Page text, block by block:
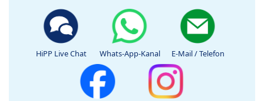
HiPP Live Chat Whats-App-Kanal E-Mail / Telefon